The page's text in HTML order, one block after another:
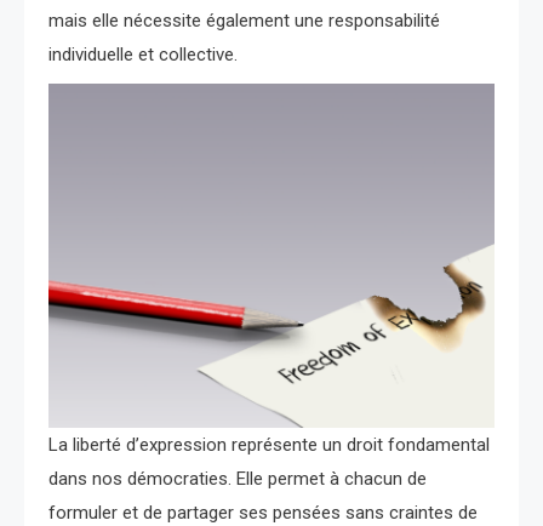
mais elle nécessite également une responsabilité
individuelle et collective.
La liberté d’expression représente un droit fondamental
dans nos démocraties. Elle permet à chacun de
formuler et de partager ses pensées sans craintes de